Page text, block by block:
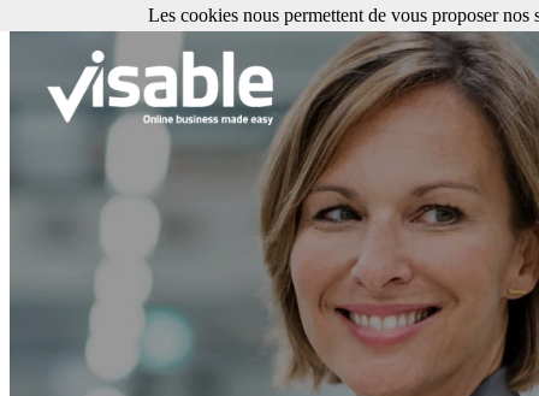
Les cookies nous permettent de vous proposer